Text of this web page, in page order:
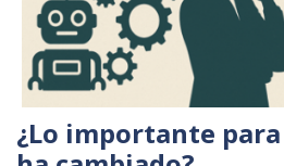
¿Lo importante